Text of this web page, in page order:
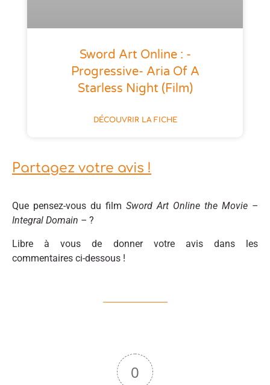
Sword Art Online : -
Progressive- Aria Of A
Starless Night (film)
DÉCOUVRIR LA FICHE
Partagez votre avis !
Que pensez-vous du film Sword Art Online the Movie –
Integral Domain – ?
Libre à vous de donner votre avis dans les
commentaires ci-dessous !
0